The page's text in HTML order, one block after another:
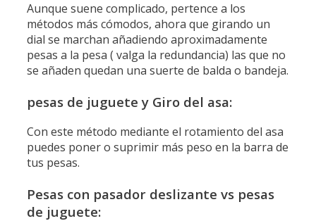
Aunque suene complicado, pertence a los
métodos más cómodos, ahora que girando un
dial se marchan añadiendo aproximadamente
pesas a la pesa ( valga la redundancia) las que no
se añaden quedan una suerte de balda o bandeja.
pesas de juguete y Giro del asa:
Con este método mediante el rotamiento del asa
puedes poner o suprimir más peso en la barra de
tus pesas.
Pesas con pasador deslizante vs pesas
de juguete: